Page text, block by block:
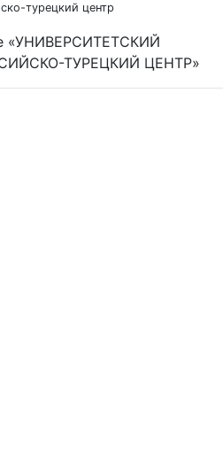
турецкий центр
«УНИВЕРСИТЕТСКИЙ
ТУРЕЦКИЙ ЦЕНТР»